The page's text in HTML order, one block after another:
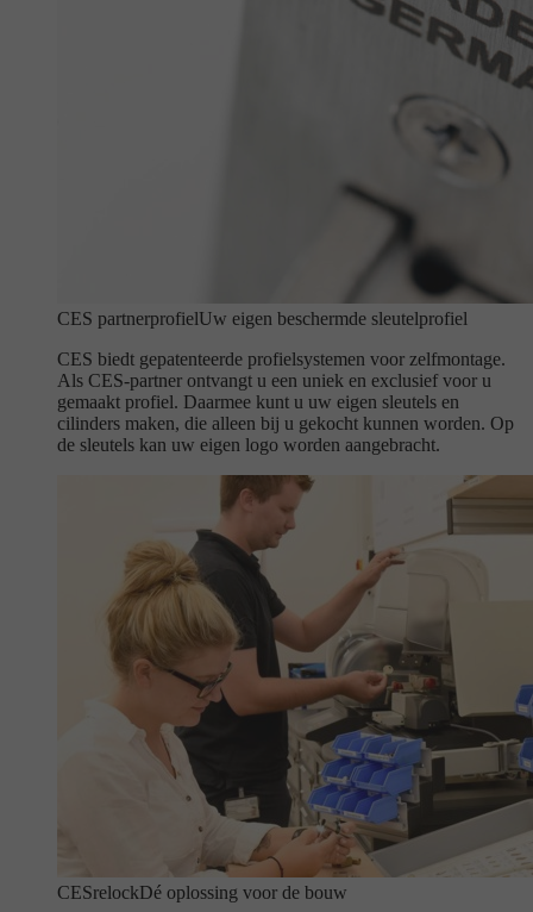
CES partnerprofielUw eigen beschermde sleutelprofiel
CES biedt gepatenteerde profielsystemen voor zelfmontage.
Als CES-partner ontvangt u een uniek en exclusief voor u
gemaakt profiel. Daarmee kunt u uw eigen sleutels en
cilinders maken, die alleen bij u gekocht kunnen worden. Op
de sleutels kan uw eigen logo worden aangebracht.
CESrelockDé oplossing voor de bouw